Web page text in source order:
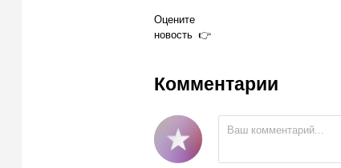
Оцените
новость
Комментарии